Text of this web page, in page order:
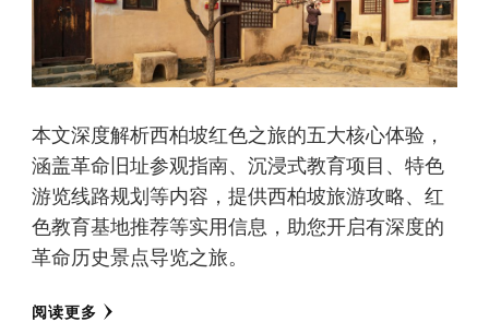
本文深度解析西柏坡红色之旅的五大核心体验，
涵盖革命旧址参观指南、沉浸式教育项目、特色
游览线路规划等内容，提供西柏坡旅游攻略、红
色教育基地推荐等实用信息，助您开启有深度的
革命历史景点导览之旅。
阅读更多